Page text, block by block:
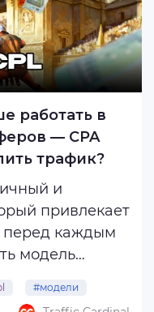
работать в
— CPA
трафик?
и
привлекает
перед каждым
модель
может
#модели